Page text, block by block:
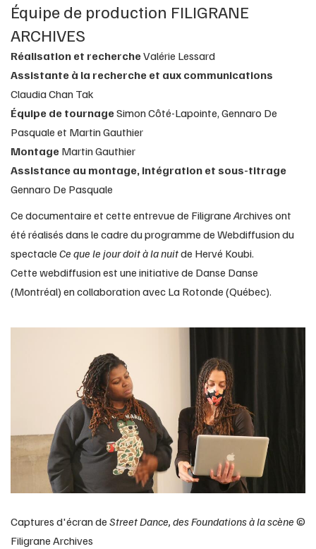
Équipe de production FILIGRANE
ARCHIVES
Réalisation et rechercheValérie Lessard
Assistante à la recherche et aux communications
Claudia Chan Tak
Équipe de tournageSimon Côté-Lapointe, Gennaro De
Pasquale et Martin Gauthier
Montage Martin Gauthier
Assistance au montage, intégration et sous-titrage
Gennaro De Pasquale
Ce documentaire et cette entrevue de FiligraneArchives ont
été réalisés dans le cadre du programme de Webdiffusion du
spectacle Ce que le jour doit à la nuitde Hervé Koubi.
Cette webdiffusion est une initiative de Danse Danse
(Montréal) en collaboration avec La Rotonde (Québec).
Captures d'écran de Street Dance, des Foundations à la scène ©
Filigrane Archives